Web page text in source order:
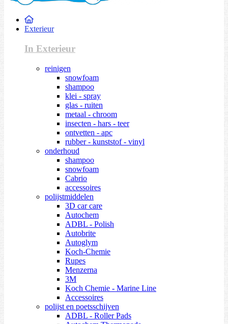
Exterieur
In Exterieur
reinigen
snowfoam
shampoo
klei - spray
glas - ruiten
metaal - chroom
insecten - hars - teer
ontvetten - apc
rubber - kunststof - vinyl
onderhoud
shampoo
snowfoam
Cabrio
accessoires
polijstmiddelen
3D car care
Autochem
ADBL - Polish
Autobrite
Autoglym
Koch-Chemie
Rupes
Menzerna
3M
Koch Chemie - Marine Line
Accessoires
polijst en poetsschijven
ADBL - Roller Pads